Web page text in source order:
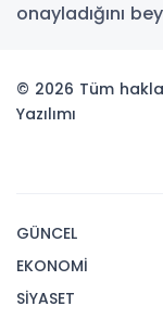
onayladığını
© 2026 Tüm
Yazılımı
GÜNCEL
EKONOMİ
SİYASET